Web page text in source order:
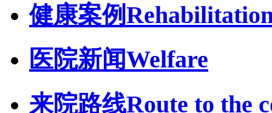
健康案例
医院新闻Welfare
来院路线Route to the